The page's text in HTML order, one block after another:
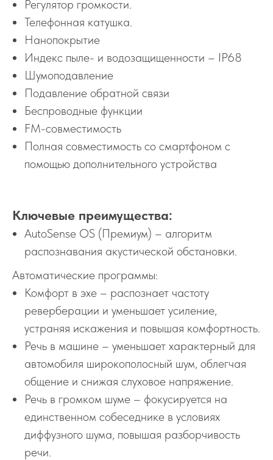
Регулятор громкости.
Телефонная катушка.
Нанопокрытие
Индекс пыле- и водозащищенности – IP68
Шумоподавление
Подавление обратной связи
Беспроводные функции
FM-совместимость
Полная совместимость со смартфоном с
помощью дополнительного устройства
Ключевые преимущества:
AutoSense OS (Премиум) – алгоритм
распознавания акустической обстановки.
Автоматические программы:
Комфорт в эхе – распознает частоту
реверберации и уменьшает усиление,
устраняя искажения и повышая комфортность.
Речь в машине – уменьшает характерный для
автомобиля широкополосный шум, облегчая
общение и снижая слуховое напряжение.
Речь в громком шуме – фокусируется на
единственном собеседнике в условиях
диффузного шума, повышая разборчивость
речи.